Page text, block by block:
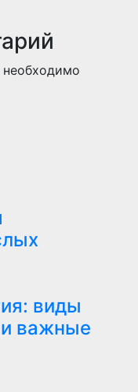
виды
и важные